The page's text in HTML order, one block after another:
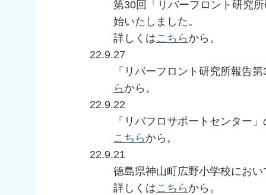
第30回「リバーフロント研究
始いたしました。
詳しくはこちら から。
22.9.27
「リバーフロント研究所報告
ら から。
22.9.22
「リバフロサポートセンター
こちら から。
22.9.21
徳島県神山町広野小学校にお
詳しくはこちら から。